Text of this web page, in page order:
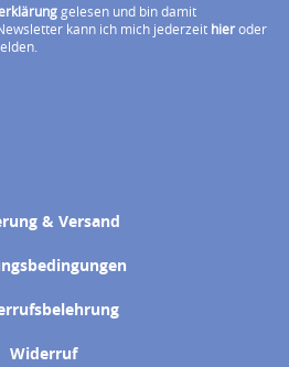
gelesen und bin damit
kann ich mich jederzeit hieroder
& Versand
Widerruf